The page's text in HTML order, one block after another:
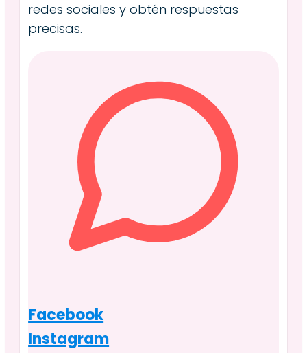
redes sociales y obtén respuestas
precisas.
Facebook
Instagram